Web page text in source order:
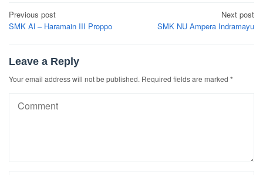
Post
navigation
Previous post
SMK Al – Haramain III Proppo
Next post
SMK NU Ampera Indramayu
Leave a Reply
Your email address will not be published. Required fields are marked *